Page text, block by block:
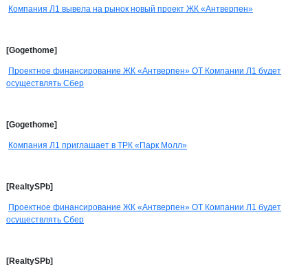
Компания Л1 вывела на рынок новый проект ЖК «Антверпен»
[Gogethome]
Проектное финансирование ЖК «Антверпен» ОТ Компании Л1 будет
осуществлять Сбер
[Gogethome]
Компания Л1 приглашает в ТРК «Парк Молл»
[RealtySPb]
Проектное финансирование ЖК «Антверпен» ОТ Компании Л1 будет
осуществлять Сбер
[RealtySPb]